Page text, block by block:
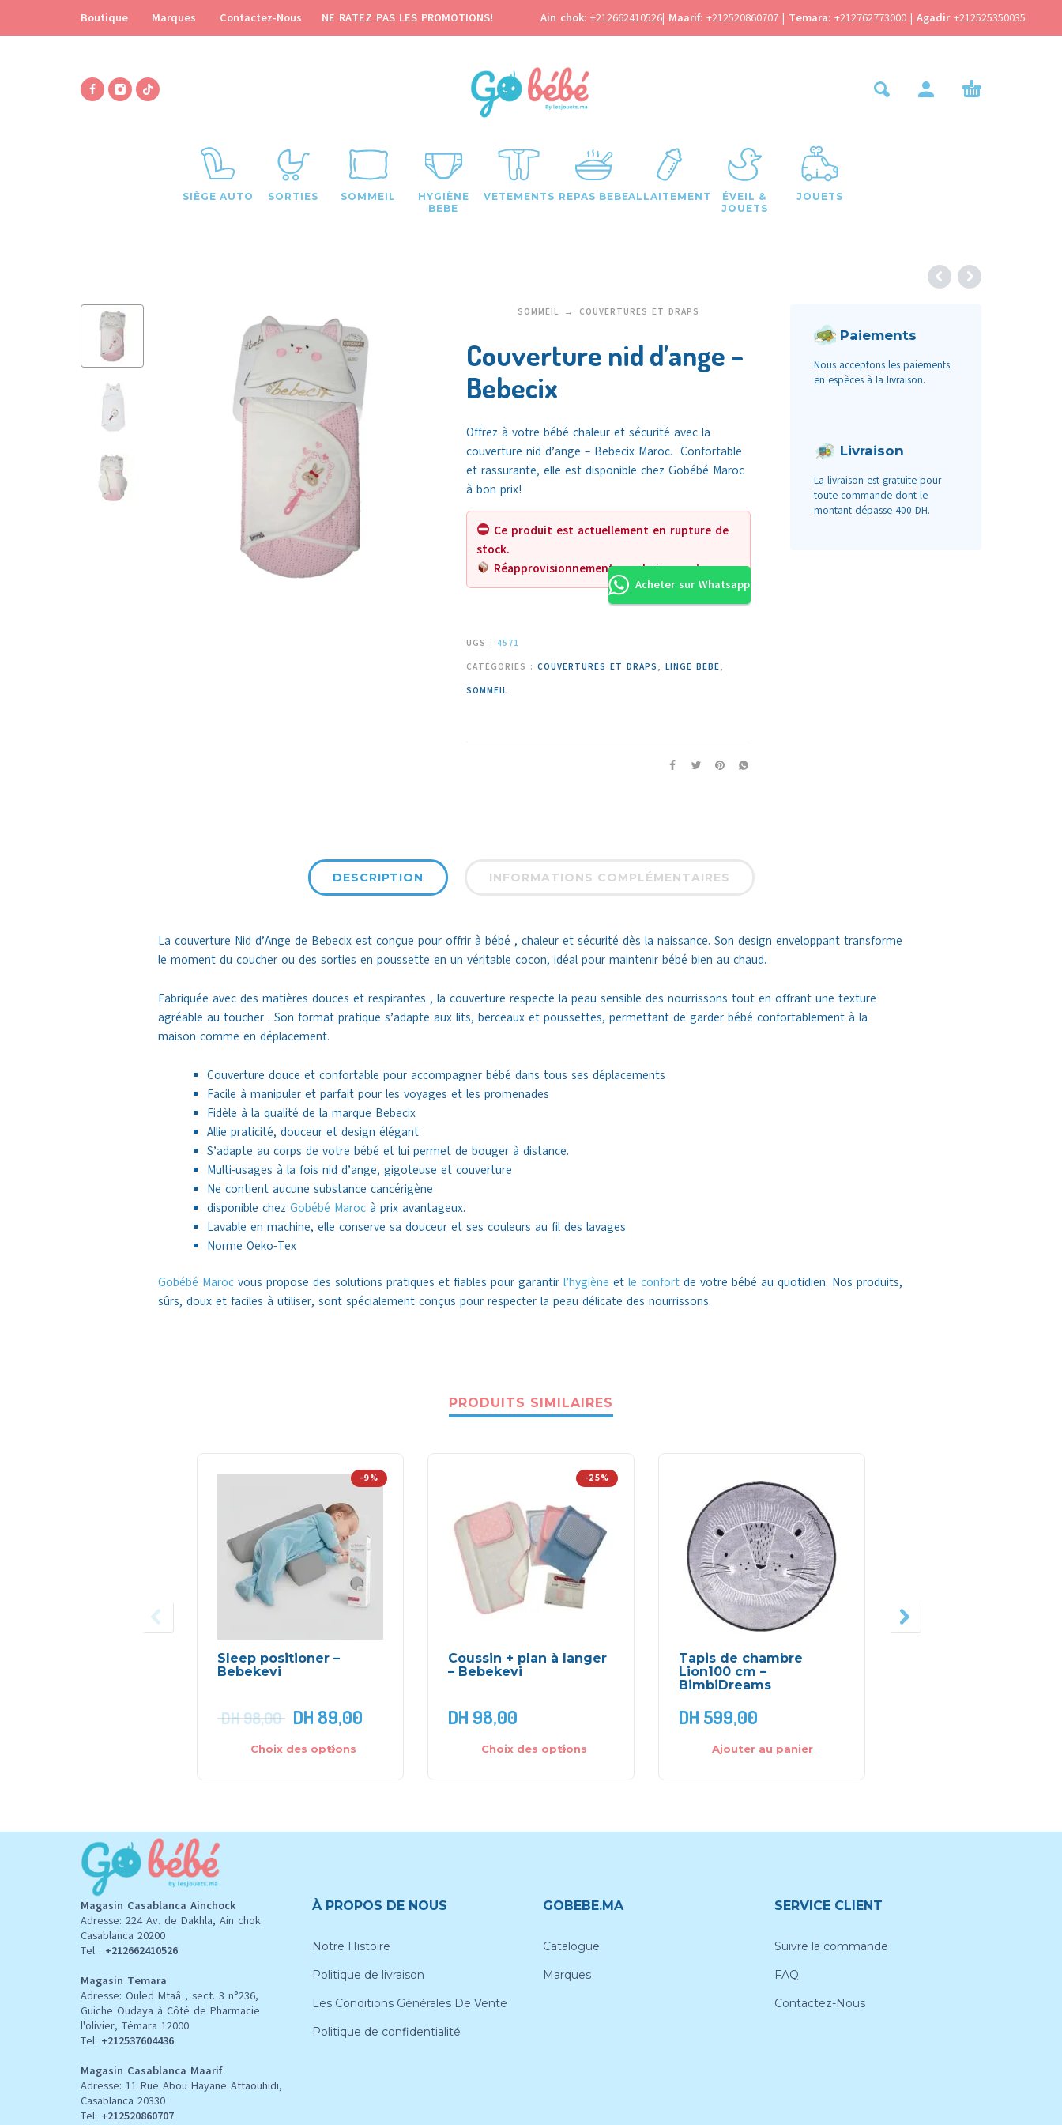
Boutique Marques Contactez-Nous NE RATEZ PAS LES PROMOTIONS! Ain chok: +212662410526| Maarif: +212520860707 | Temara: +212762773000 | Agadir +212525350035
SIÈGE AUTO SORTIES SOMMEIL
HYGIÈNE
BEBE
VETEMENTS REPAS BEBEALLAITEMENT
ÉVEIL &
JOUETS
JOUETS
SOMMEIL COUVERTURES ET DRAPS
Couverture nid d’ange –
Bebecix
Offrez à votre bébé chaleur et sécurité avec la
couverture nid d’ange – Bebecix Maroc. Confortable
et rassurante, elle est disponible chez Gobébé Maroc
à bon prix!
Ce produit est actuellement en rupture de
stock.
Réapprovisionnement prochainement.
Acheter sur Whatsapp
UGS : 4571
CATÉGORIES : COUVERTURES ET DRAPS , LINGE BEBE,
SOMMEIL
Paiements
Nous acceptons les paiements
en espèces à la livraison.
Livraison
La livraison est gratuite pour
toute commande dont le
montant dépasse 400 DH.
DESCRIPTION INFORMATIONS COMPLÉMENTAIRES
La couverture Nid d’Ange de Bebecix est conçue pour offrir à bébé , chaleur et sécurité dès la naissance. Son design enveloppant transforme
le moment du coucher ou des sorties en poussette en un véritable cocon, idéal pour maintenir bébé bien au chaud.
Fabriquée avec des matières douces et respirantes , la couverture respecte la peau sensible des nourrissons tout en offrant une texture
agréable au toucher . Son format pratique s’adapte aux lits, berceaux et poussettes, permettant de garder bébé confortablement à la
maison comme en déplacement.
Couverture douce et confortable pour accompagner bébé dans tous ses déplacements
Facile à manipuler et parfait pour les voyages et les promenades
Fidèle à la qualité de la marque Bebecix
Allie praticité, douceur et design élégant
S’adapte au corps de votre bébé et lui permet de bouger à distance.
Multi-usages à la fois nid d’ange, gigoteuse et couverture
Ne contient aucune substance cancérigène
disponible chez Gobébé Maroc à prix avantageux.
Lavable en machine, elle conserve sa douceur et ses couleurs au fil des lavages
Norme Oeko-Tex
Gobébé Marocvous propose des solutions pratiques et fiables pour garantir l’hygiène et le confortde votre bébé au quotidien. Nos produits,
sûrs, doux et faciles à utiliser, sont spécialement conçus pour respecter la peau délicate des nourrissons.
PRODUITS SIMILAIRES
-9%
Sleep positioner –
Bebekevi
DH98,00 DH 89,00
Choix des options
-25%
Coussin + plan à langer
– Bebekevi
DH 98,00
Choix des options
Tapis de chambre
Lion100 cm –
BimbiDreams
DH 599,00
Ajouter au panier
Magasin Casablanca Ainchock
Adresse: 224 Av. de Dakhla, Ain chok
Casablanca 20200
Tel : +212662410526
Magasin Temara
Adresse: Ouled Mtaâ , sect. 3 n°236,
Guiche Oudaya à Côté de Pharmacie
l'olivier, Témara 12000
Tel: +212537604436
Magasin Casablanca Maarif
Adresse: 11 Rue Abou Hayane Attaouhidi,
Casablanca 20330
Tel: +212520860707
À PROPOS DE NOUS
Notre Histoire
Politique de livraison
Les Conditions Générales De Vente
Politique de confidentialité
GOBEBE.MA
Catalogue
Marques
SERVICE CLIENT
Suivre la commande
FAQ
Contactez-Nous